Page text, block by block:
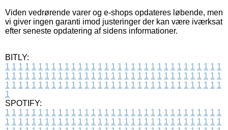
Viden vedrørende varer og e-shops opdateres løbende, men
vi giver ingen garanti imod justeringer der kan være iværksat
efter seneste opdatering af sidens informationer.
BITLY:
1 1 1 1 1 1 1 1 1 1 1 1 1 1 1 1 1 1 1 1 1 1 1 1 1 1 1 1 1 1 1 1 1
1 1 1 1 1 1 1 1 1 1 1 1 1 1 1 1 1 1 1 1 1 1 1 1 1 1 1 1 1 1 1 1 1
1 1 1 1 1 1 1 1 1 1 1 1 1 1 1 1 1 1 1 1 1 1 1 1 1 1 1 1 1 1 1 1 1
1
SPOTIFY:
1 1 1 1 1 1 1 1 1 1 1 1 1 1 1 1 1 1 1 1 1 1 1 1 1 1 1 1 1 1 1 1 1
1 1 1 1 1 1 1 1 1 1 1 1 1 1 1 1 1 1 1 1 1 1 1 1 1 1 1 1 1 1 1 1 1